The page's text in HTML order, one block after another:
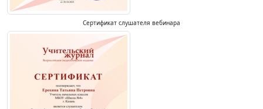
Сертификат слушателя вебинара